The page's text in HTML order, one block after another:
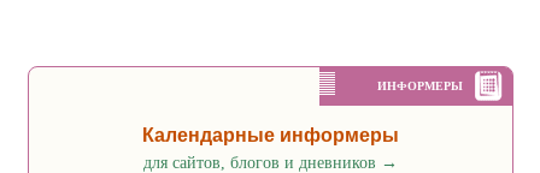
ИНФОРМЕРЫ
Календарные информеры
для сайтов, блогов и дневников →